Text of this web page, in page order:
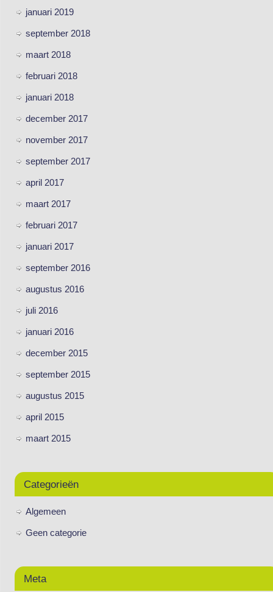
januari 2019
september 2018
maart 2018
februari 2018
januari 2018
december 2017
november 2017
september 2017
april 2017
maart 2017
februari 2017
januari 2017
september 2016
augustus 2016
juli 2016
januari 2016
december 2015
september 2015
augustus 2015
april 2015
maart 2015
Categorieën
Algemeen
Geen categorie
Meta